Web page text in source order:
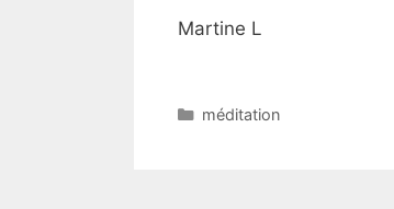
Martine L
méditation